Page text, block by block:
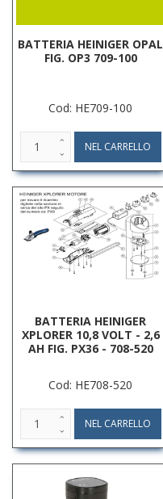
BATTERIA HEINIGER OPAL
FIG. OP3 709-100
Cod: HE709-100
BATTERIA HEINIGER
XPLORER 10,8 VOLT - 2,6
AH FIG. PX36 - 708-520
Cod: HE708-520